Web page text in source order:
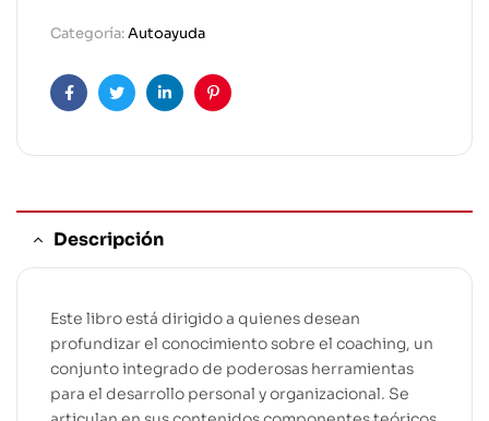
Categoría:Autoayuda
FacebookTwitterLinkedinPinterest
Descripción
Este libro está dirigido a quienes desean
profundizar el conocimiento sobre el coaching, un
conjunto integrado de poderosas herramientas
para el desarrollo personal y organizacional. Se